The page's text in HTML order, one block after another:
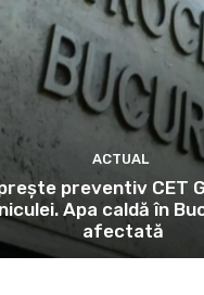
ACTUAL
preventiv CET
Apa caldă în
afectată